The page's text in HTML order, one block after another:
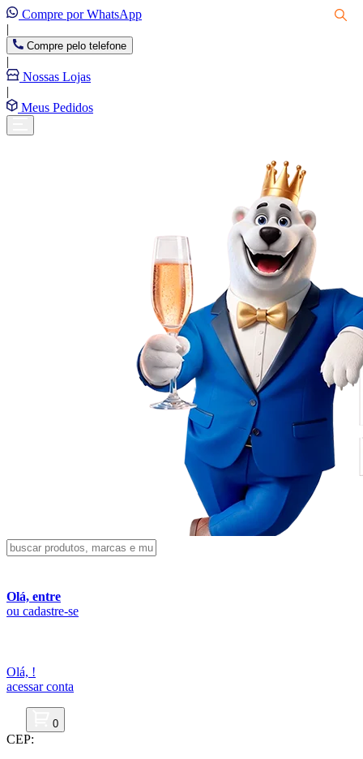
Compre por WhatsApp
|
Compre pelo telefone
|
Nossas Lojas
|
Meus Pedidos
Olá, entre
ou cadastre-se
Olá, !
acessar conta
0
CEP: